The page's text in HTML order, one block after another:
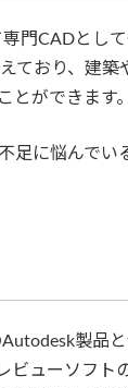
門CADとし
ており、建築
とができます。
足に悩んで
製品
ビューソフト